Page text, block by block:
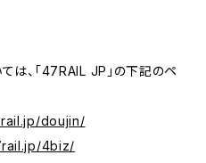
は、「47RAIL JP」の下記のペ
doujin/
4biz/